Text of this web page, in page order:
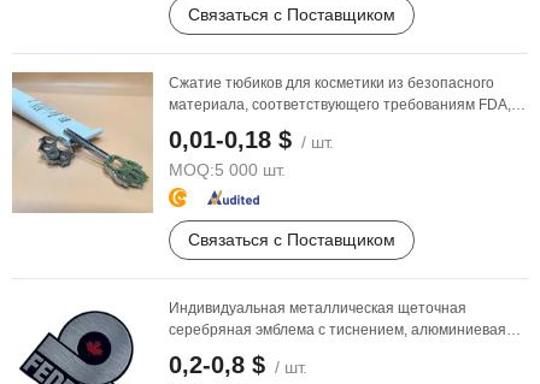
Связаться с Поставщиком
Сжатие тюбиков для косметики из безопасного
материала, соответствующего требованиям FDA,
0,01-0,18 $ / шт.
MOQ:5 000 шт.
Связаться с Поставщиком
Индивидуальная металлическая щеточная
серебряная эмблема с тиснением, алюминиевая
0,2-0,8 $ / шт.